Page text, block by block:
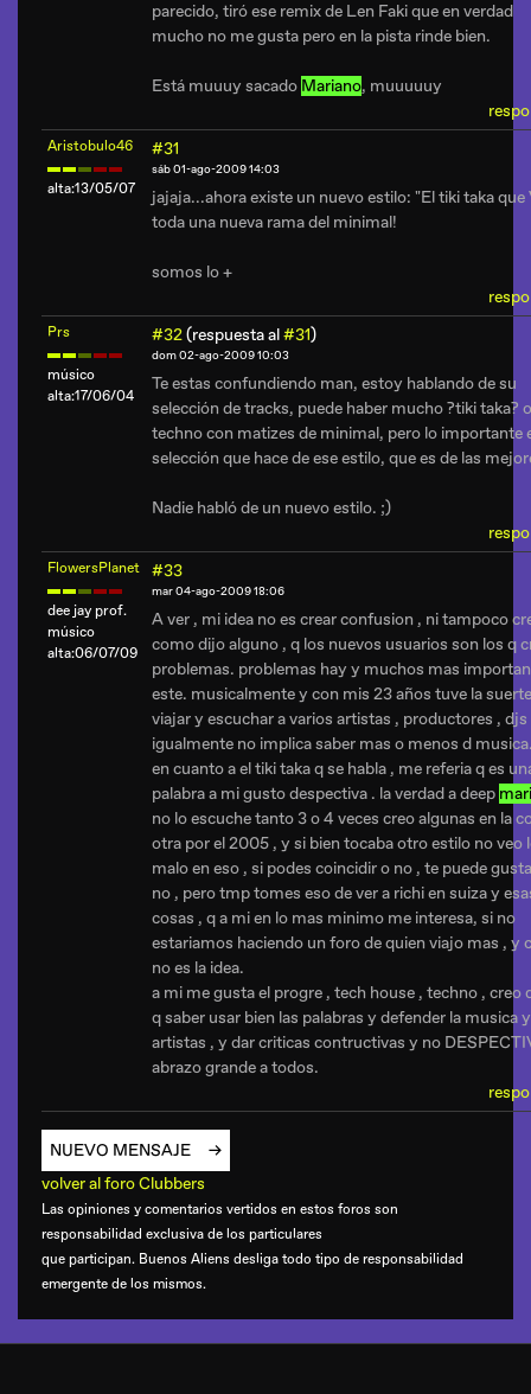
parecido, tiró ese remix de Len Faki que en verdad
mucho no me gusta pero en la pista rinde bien.
Está muuuy sacado Mariano, muuuuuy
Aristobulo46
alta:13/05/07
#31
sáb 01-ago-2009 14:03
jajaja...ahora existe un nuevo estilo: "El tiki taka que
toda una nueva rama del minimal!
somos lo +
Prs
músico
alta:17/06/04
#32(respuesta al#31)
dom 02-ago-2009 10:03
Te estas confundiendo man, estoy hablando de su
selección de tracks, puede haber mucho ?tiki taka? o
techno con matizes de minimal, pero lo importante
selección que hace de ese estilo, que es de las
Nadie habló de un nuevo estilo. ;)
FlowersPlanet
dee jay prof.
músico
alta:06/07/09
#33
mar 04-ago-2009 18:06
A ver , mi idea no es crear confusion , ni tampoco
como dijo alguno , q los nuevos usuarios son los q
problemas. problemas hay y muchos mas
este. musicalmente y con mis 23 años tuve la
viajar y escuchar a varios artistas , productores , djs
igualmente no implica saber mas o menos d
en cuanto a el tiki taka q se habla , me referia q es
palabra a mi gusto despectiva . la verdad a deep
no lo escuche tanto 3 o 4 veces creo algunas en la
otra por el 2005 , y si bien tocaba otro estilo no veo
malo en eso , si podes coincidir o no , te puede
no , pero tmp tomes eso de ver a richi en suiza y
cosas , q a mi en lo mas minimo me interesa, si no
estariamos haciendo un foro de quien viajo mas , y
no es la idea.
a mi me gusta el progre , tech house , techno , creo
q saber usar bien las palabras y defender la musica
artistas , y dar criticas contructivas y no
abrazo grande a todos.
NUEVO MENSAJE
volver al foro Clubbers
Las opiniones y comentarios vertidos en estos foros son
responsabilidad exclusiva de los particulares
que participan. Buenos Aliens desliga todo tipo de responsabilidad
emergente de los mismos.